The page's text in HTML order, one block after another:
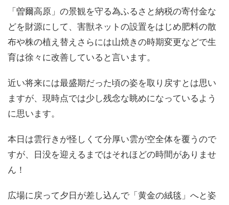
「曽爾高原」の景観を守る為ふるさと納税の寄付金な
どを財源にして、害獣ネットの設置をはじめ肥料の散
布や株の植え替えさらには山焼きの時期変更などで生
育は徐々に改善していると言います。
近い将来には最盛期だった頃の姿を取り戻すとは思い
ますが、現時点では少し残念な眺めになっているよう
に思います。
本日は雲行きが怪しくて分厚い雲が空全体を覆うので
すが、日没を迎えるまではそれほどの時間がありませ
ん！
広場に戻って夕日が差し込んで「黄金の絨毯」へと姿